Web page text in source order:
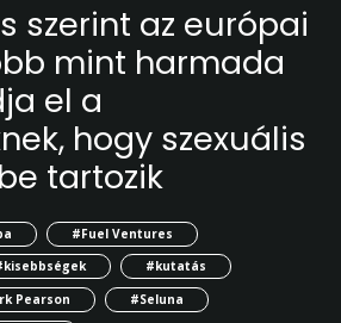
szerint az európai
mint harmada
el a
hogy szexuális
tartozik
#Fuel Ventures
#kutatás
Pearson
#Seluna